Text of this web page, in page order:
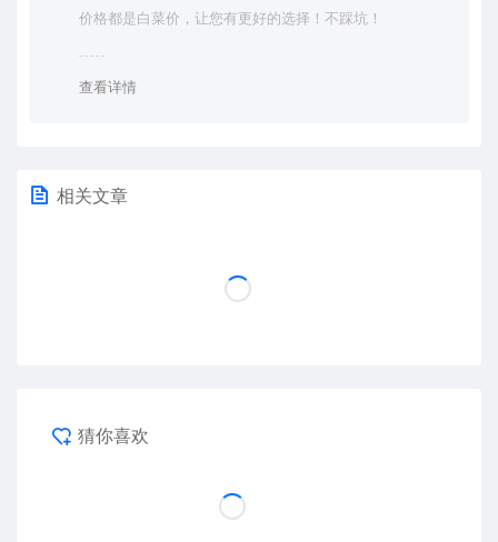
价格都是白菜价，让您有更好的选择！不踩坑！
查看详情
相关文章
猜你喜欢